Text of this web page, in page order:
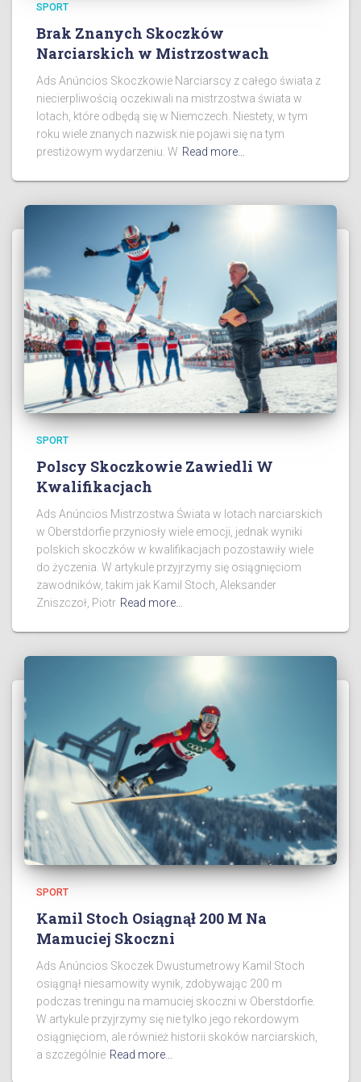
SPORT
Brak Znanych Skoczków
Narciarskich w Mistrzostwach
Ads Anúncios Skoczkowie Narciarscy z całego świata z
niecierpliwością oczekiwali na mistrzostwa świata w
lotach, które odbędą się w Niemczech. Niestety, w tym
roku wiele znanych nazwisk nie pojawi się na tym
prestiżowym wydarzeniu. W Read more…
SPORT
Polscy Skoczkowie Zawiedli W
Kwalifikacjach
Ads Anúncios Mistrzostwa Świata w lotach narciarskich
w Oberstdorfie przyniosły wiele emocji, jednak wyniki
polskich skoczków w kwalifikacjach pozostawiły wiele
do życzenia. W artykule przyjrzymy się osiągnięciom
zawodników, takim jak Kamil Stoch, Aleksander
Zniszczoł, Piotr Read more…
SPORT
Kamil Stoch Osiągnął 200 M Na
Mamuciej Skoczni
Ads Anúncios Skoczek Dwustumetrowy Kamil Stoch
osiągnął niesamowity wynik, zdobywając 200 m
podczas treningu na mamuciej skoczni w Oberstdorfie.
W artykule przyjrzymy się nie tylko jego rekordowym
osiągnięciom, ale również historii skoków narciarskich,
a szczególnie Read more…